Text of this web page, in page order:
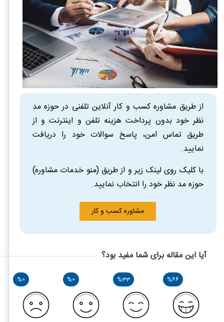
از طریق مشاوره کسب و کار آنلاین تلفنی در حوزه مد
نظر خود بدون پرداخت هزینه تلفن و اینترنت و از
طریق تماس امن، پاسخ سوالات خود را دریافت
نمایید.
با کلیک روی لینک زیر و از طریق (منو خدمات مشاوره)
حوزه مد نظر خود را انتخاب نمایید.
مشاوره کسب و کار
آیا این مقاله برای شما مفید بود؟
%66
%33
%0
%0